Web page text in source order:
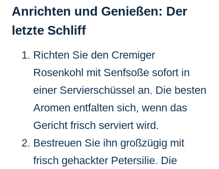
Anrichten und Genießen: Der
letzte Schliff
Richten Sie den Cremiger
Rosenkohl mit Senfsoße sofort in
einer Servierschüssel an. Die besten
Aromen entfalten sich, wenn das
Gericht frisch serviert wird.
Bestreuen Sie ihn großzügig mit
frisch gehackter Petersilie. Die